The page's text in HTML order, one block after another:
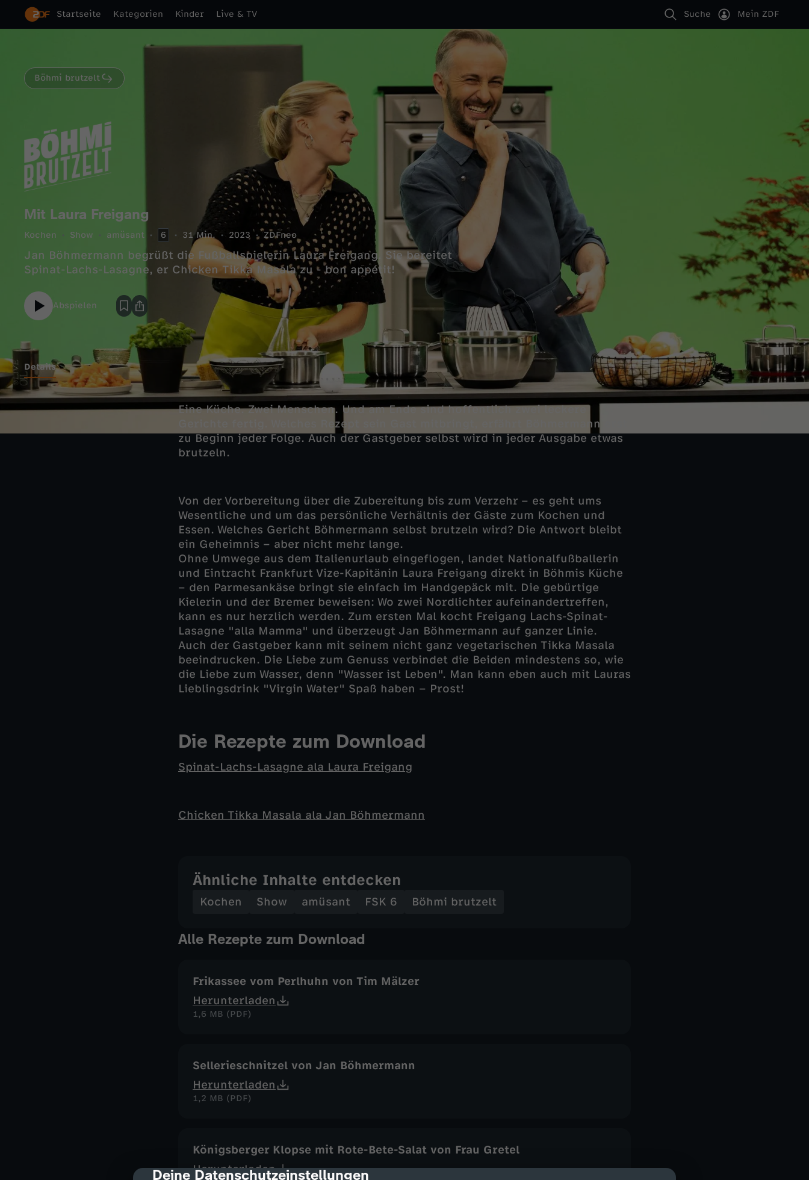
Deine Datenschutzeinstellungen
Startseite Kategorien Kinder Live & TV Suche Mein ZDF
Böhmi brutzelt
Mit Laura Freigang
Kochen Show amüsant 6 31 Min. 2023 ZDFneo
Jan Böhmermann begrüßt die Fußballspielerin Laura Freigang. Sie bereitet
Spinat-Lachs-Lasagne, er Chicken Tikka Masala zu - bon appétit!
Abspielen
Details
Eine Küche. Zwei Menschen. Und am Ende sind hoffentlich zwei leckere
Gerichte fertig. Welches Rezept sein Gast mitbringt, erfährt Böhmermann erst
zu Beginn jeder Folge. Auch der Gastgeber selbst wird in jeder Ausgabe etwas
brutzeln.
Von der Vorbereitung über die Zubereitung bis zum Verzehr – es geht ums
Wesentliche und um das persönliche Verhältnis der Gäste zum Kochen und
Essen. Welches Gericht Böhmermann selbst brutzeln wird? Die Antwort bleibt
ein Geheimnis – aber nicht mehr lange.
Ohne Umwege aus dem Italienurlaub eingeflogen, landet Nationalfußballerin
und Eintracht Frankfurt Vize-Kapitänin Laura Freigang direkt in Böhmis Küche
– den Parmesankäse bringt sie einfach im Handgepäck mit. Die gebürtige
Kielerin und der Bremer beweisen: Wo zwei Nordlichter aufeinandertreffen,
kann es nur herzlich werden. Zum ersten Mal kocht Freigang Lachs-Spinat-
Lasagne "alla Mamma" und überzeugt Jan Böhmermann auf ganzer Linie.
Auch der Gastgeber kann mit seinem nicht ganz vegetarischen Tikka Masala
beeindrucken. Die Liebe zum Genuss verbindet die Beiden mindestens so, wie
die Liebe zum Wasser, denn "Wasser ist Leben". Man kann eben auch mit Lauras
Lieblingsdrink "Virgin Water" Spaß haben – Prost!
Die Rezepte zum Download
Spinat-Lachs-Lasagne ala Laura Freigang
Chicken Tikka Masala ala Jan Böhmermann
Ähnliche Inhalte entdecken
Kochen Show amüsant FSK 6 Böhmi brutzelt
Alle Rezepte zum Download
Frikassee vom Perlhuhn von Tim Mälzer
Herunterladen
1,6 MB (PDF)
Sellerieschnitzel von Jan Böhmermann
Herunterladen
1,2 MB (PDF)
Königsberger Klopse mit Rote-Bete-Salat von Frau Gretel
Herunterladen